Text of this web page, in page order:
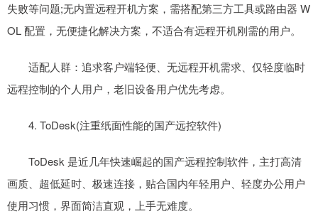
失败等问题;无内置远程开机方案，需搭配第三方工具或路由器 W
OL 配置，无便捷化解决方案，不适合有远程开机刚需的用户。
适配人群：追求客户端轻便、无远程开机需求、仅轻度临时
远程控制的个人用户，老旧设备用户优先考虑。
4. ToDesk(注重纸面性能的国产远控软件)
ToDesk 是近几年快速崛起的国产远程控制软件，主打高清
画质、超低延时、极速连接，贴合国内年轻用户、轻度办公用户
使用习惯，界面简洁直观，上手无难度。